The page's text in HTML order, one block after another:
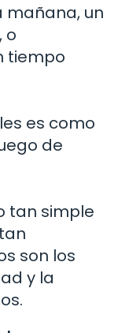
mañana, un
o
tiempo
es como
de
tan simple
son los
y la